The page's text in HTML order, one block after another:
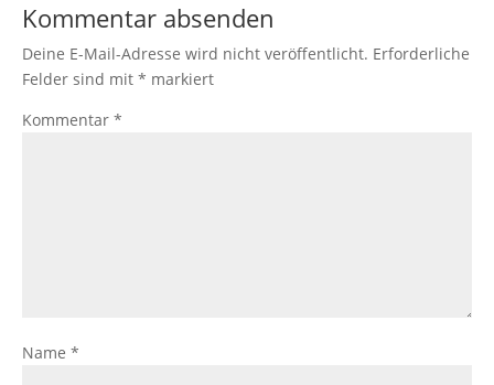
Kommentar absenden
Deine E-Mail-Adresse wird nicht veröffentlicht. Erforderliche
Felder sind mit * markiert
Kommentar *
Name *